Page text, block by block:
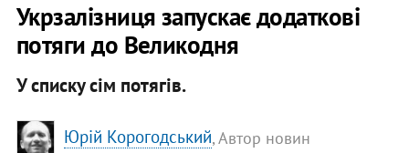
Укрзалізниця запускає додаткові
потяги до Великодня
У списку сім потягів.
Юрій Корогодський, Автор новин